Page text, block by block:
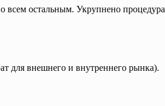
всем остальным. Укрупнено процедура
для внешнего и внутреннего рынка).